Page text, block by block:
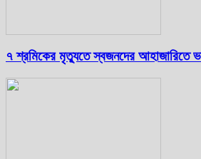
৭ শ্রমিকের মৃত্যুতে স্বজনদের আহাজারিতে